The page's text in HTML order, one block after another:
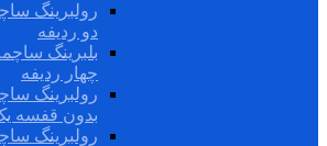
رولبرینگ
دو ردیفه
بلبرینگ
چهار ردیفه
رولبرینگ
بدون قفسه
رولبرینگ